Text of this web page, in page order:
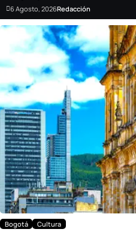
6 Agosto, 2026Redacción
Bogotá Cultura